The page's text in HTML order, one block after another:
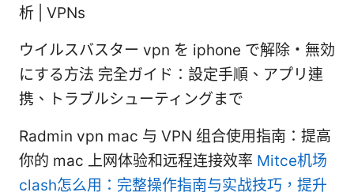
析 | VPNs
ウイルスバスター vpn を iphone で解除・無効
にする方法 完全ガイド：設定手順、アプリ連
携、トラブルシューティングまで
Radmin vpn mac 与 VPN 组合使用指南：提高
你的 mac 上网体验和远程连接效率 Mitce机场
clash怎么用：完整操作指南与实战技巧，提升